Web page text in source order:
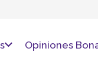
Opiniones